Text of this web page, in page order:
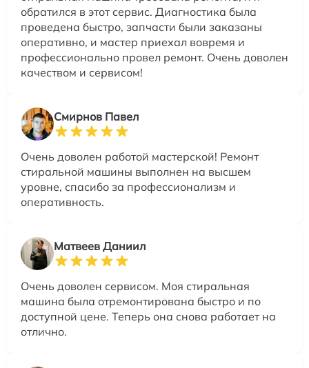
обратился в этот сервис. Диагностика была
проведена быстро, запчасти были заказаны
оперативно, и мастер приехал вовремя и
профессионально провел ремонт. Очень доволен
качеством и сервисом!
Смирнов Павел
Очень доволен работой мастерской! Ремонт
стиральной машины выполнен на высшем
уровне, спасибо за профессионализм и
оперативность.
Матвеев Даниил
Очень доволен сервисом. Моя стиральная
машина была отремонтирована быстро и по
доступной цене. Теперь она снова работает на
отлично.